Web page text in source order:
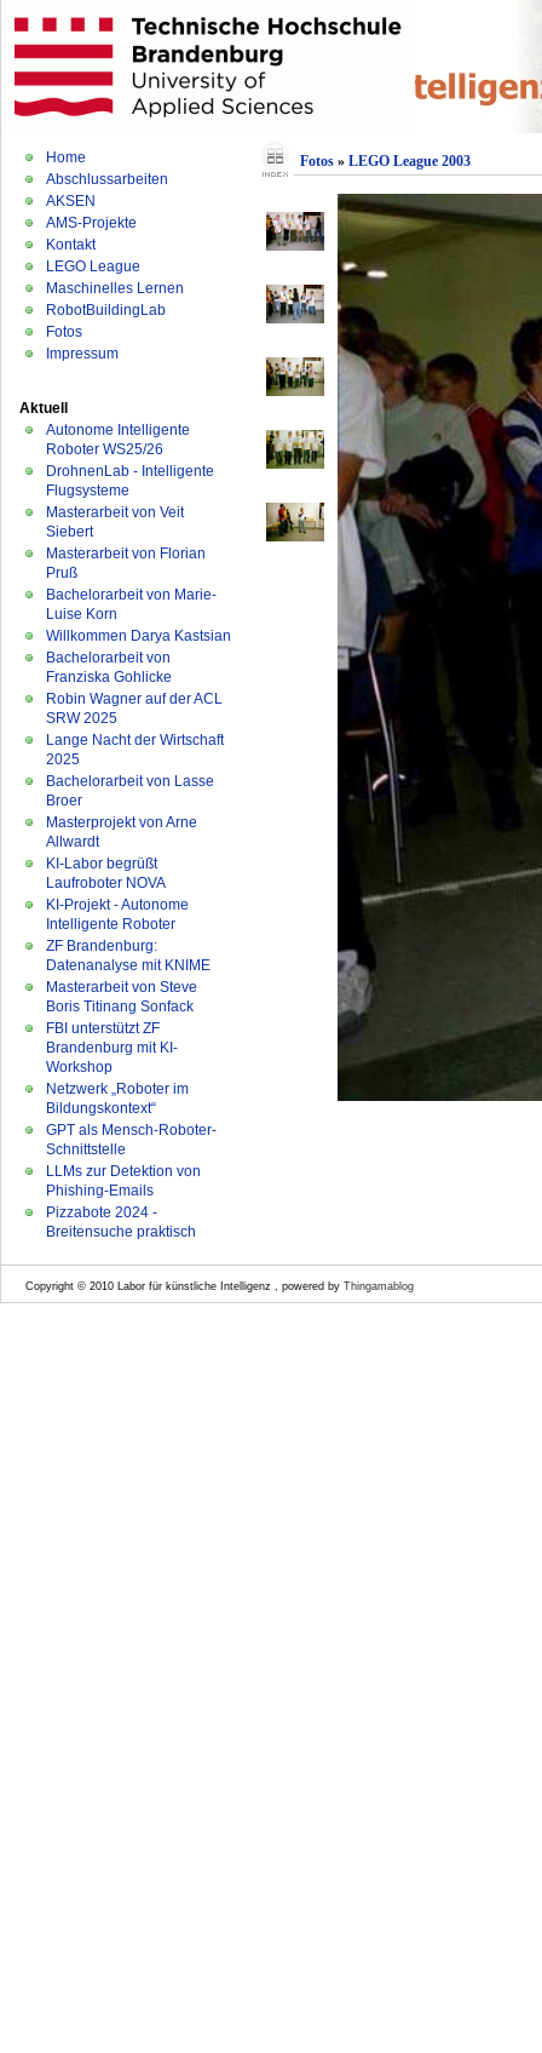
Home
Abschlussarbeiten
AKSEN
AMS-Projekte
Kontakt
LEGO League
Maschinelles Lernen
RobotBuildingLab
Fotos
Impressum
Aktuell
Autonome Intelligente
Roboter WS25/26
DrohnenLab - Intelligente
Flugsysteme
Masterarbeit von Veit
Siebert
Masterarbeit von Florian
Pruß
Bachelorarbeit von Marie-
Luise Korn
Willkommen Darya Kastsian
Bachelorarbeit von
Franziska Gohlicke
Robin Wagner auf der ACL
SRW 2025
Lange Nacht der Wirtschaft
2025
Bachelorarbeit von Lasse
Broer
Masterprojekt von Arne
Allwardt
KI-Labor begrüßt
Laufroboter NOVA
KI-Projekt - Autonome
Intelligente Roboter
ZF Brandenburg:
Datenanalyse mit KNIME
Masterarbeit von Steve
Boris Titinang Sonfack
FBI unterstützt ZF
Brandenburg mit KI-
Workshop
Netzwerk „Roboter im
Bildungskontext“
GPT als Mensch-Roboter-
Schnittstelle
LLMs zur Detektion von
Phishing-Emails
Pizzabote 2024 -
Breitensuche praktisch
Fotos» LEGO League 2003
Copyright © 2010 Labor für künstliche Intelligenz , powered by Thingamablog